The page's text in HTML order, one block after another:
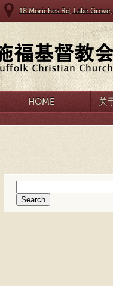
18 Moriches Rd, Lake Grove,
HOME 关
for: